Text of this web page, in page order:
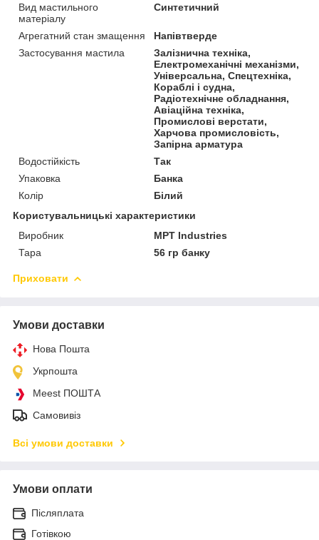
Вид мастильного
матеріалу
Синтетичний
Агрегатний стан змащення
Напівтверде
Застосування мастила
Залізнична техніка,
Електромеханічні механізми,
Універсальна, Спецтехніка,
Кораблі і судна,
Радіотехнічне обладнання,
Авіаційна техніка,
Промислові верстати,
Харчова промисловість,
Запірна арматура
Водостійкість
Так
Упаковка
Банка
Колір
Білий
Користувальницькі характеристики
Виробник
MPT Industries
Тара
56 гр банку
Приховати
Умови доставки
Нова Пошта
Укрпошта
Meest ПОШТА
Самовивіз
Всі умови доставки
Умови оплати
Післяплата
Готівкою